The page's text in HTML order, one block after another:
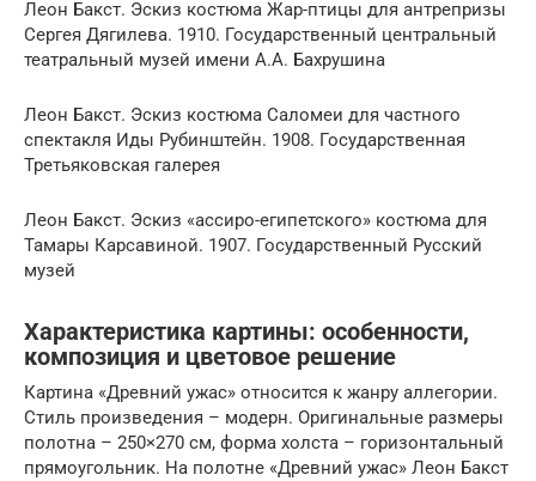
Леон Бакст. Эскиз костюма Жар-птицы для антрепризы
Сергея Дягилева. 1910. Государственный центральный
театральный музей имени А.А. Бахрушина
Леон Бакст. Эскиз костюма Саломеи для частного
спектакля Иды Рубинштейн. 1908. Государственная
Третьяковская галерея
Леон Бакст. Эскиз «ассиро-египетского» костюма для
Тамары Карсавиной. 1907. Государственный Русский
музей
Характеристика картины: особенности,
композиция и цветовое решение
Картина «Древний ужас» относится к жанру аллегории.
Стиль произведения – модерн. Оригинальные размеры
полотна – 250×270 см, форма холста – горизонтальный
прямоугольник. На полотне «Древний ужас» Леон Бакст